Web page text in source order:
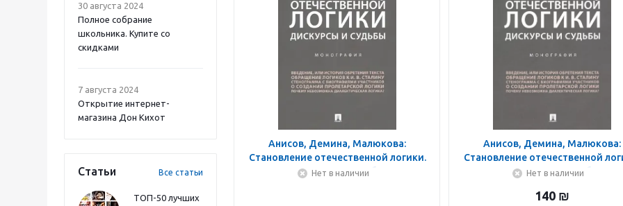
30 августа 2024
Полное собрание
школьника. Купите со
скидками
7 августа 2024
Открытие интернет-
магазина Дон Кихот
Статьи Все статьи
ТОП-50 лучших
Анисов, Демина, Малюкова:
Становление отечественной логики.
Дискурсы и судьбы
Нет в наличии
Анисов, Демина, Малюкова:
Становление отечественной
Дискурсы и судьбы
Нет в наличии
140 ₪